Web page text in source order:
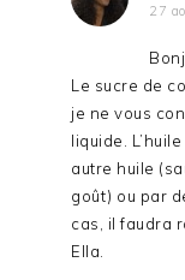
27
Le sucre de
je ne vous
liquide.
autre huile
goût) ou par
cas, il faudra
Ella.